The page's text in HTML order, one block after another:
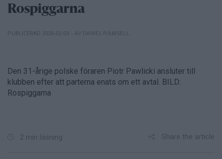
Rospiggarna
PUBLICERAD 2026-02-03 – AV DANIEL RÄMSELL
Den 31-årige polske föraren Piotr Pawlicki ansluter till
klubben efter att parterna enats om ett avtal. BILD:
Rospiggarna
2 min läsning Share the article